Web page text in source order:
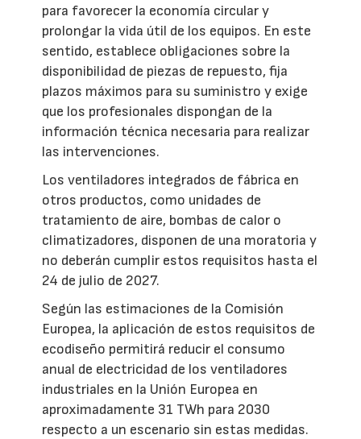
para favorecer la economía circular y
prolongar la vida útil de los equipos. En este
sentido, establece obligaciones sobre la
disponibilidad de piezas de repuesto, fija
plazos máximos para su suministro y exige
que los profesionales dispongan de la
información técnica necesaria para realizar
las intervenciones.
Los ventiladores integrados de fábrica en
otros productos, como unidades de
tratamiento de aire, bombas de calor o
climatizadores, disponen de una moratoria y
no deberán cumplir estos requisitos hasta el
24 de julio de 2027.
Según las estimaciones de la Comisión
Europea, la aplicación de estos requisitos de
ecodiseño permitirá reducir el consumo
anual de electricidad de los ventiladores
industriales en la Unión Europea en
aproximadamente 31 TWh para 2030
respecto a un escenario sin estas medidas.